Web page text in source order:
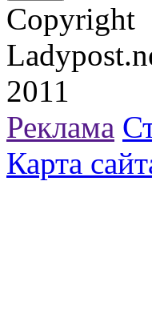
Copyright
2011
Реклама
Карта